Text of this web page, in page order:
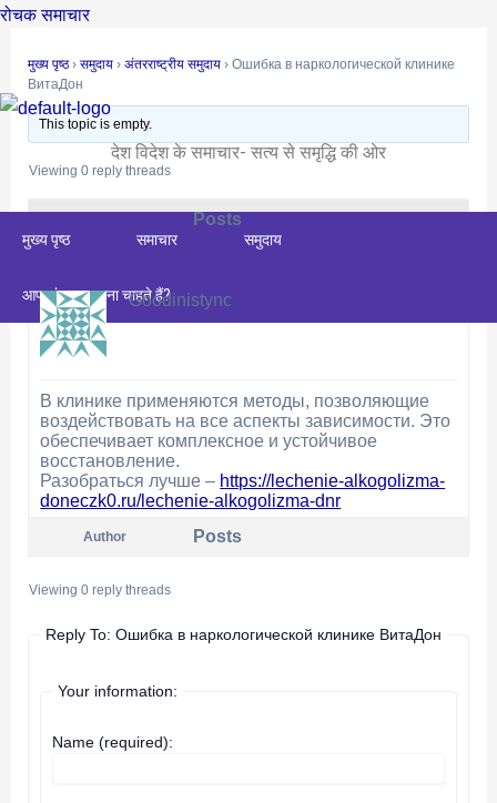
Skip
content
रोचक समाचार
देश विदेश के समाचार- सत्य से समृद्धि की ओर
मुख्य पृष्ठ समाचार समुदाय
आप संपादक बनना चाहते हैं?
मुख्य पृष्ठ › समुदाय › अंतरराष्ट्रीय समुदाय › Ошибка в наркологической клинике
ВитаДон
This topic is empty.
Viewing 0 reply threads
Posts
Goodinistync
В клинике применяются методы, позволяющие
воздействовать на все аспекты зависимости. Это
обеспечивает комплексное и устойчивое
восстановление.
Разобраться лучше – https://lechenie-alkogolizma-
doneczk0.ru/lechenie-alkogolizma-dnr
Author Posts
Viewing 0 reply threads
Reply To: Ошибка в наркологической клинике ВитаДон
Your information:
Name (required):
Post